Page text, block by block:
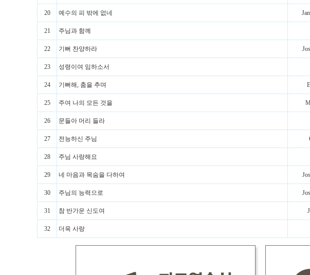
20 예수의 피 밖에 없네
21 주님과 함께
22 기뻐 찬양하라
23 성령이여 임하소서
24 기뻐해, 춤을 추며
25 주여 나의 모든 것을
26 문들아 머리 들라
27 전능하신 주님
28 주님 사랑해요
29 네 마음과 목숨을 다하여
30 주님의 능력으로
31 참 반가운 신도여
32 더욱 사랑